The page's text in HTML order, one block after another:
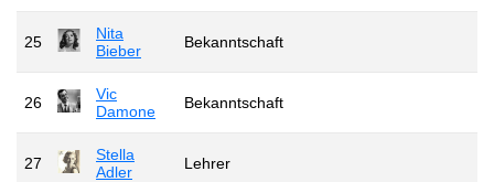
25
Nita
Bieber
Bekanntschaft
26
Vic
Damone
Bekanntschaft
27
Stella
Adler
Lehrer